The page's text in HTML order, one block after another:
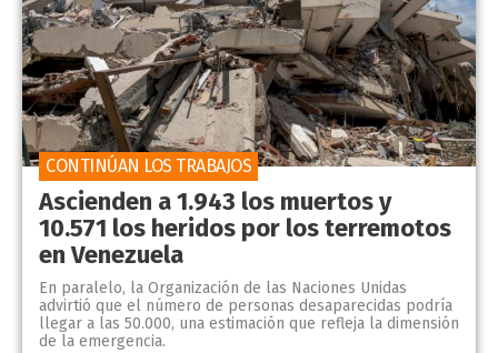
Ascienden a 1.943 los muertos y
10.571 los heridos por los terremotos
en Venezuela
En paralelo, la Organización de las Naciones Unidas
advirtió que el número de personas desaparecidas podría
llegar a las 50.000, una estimación que refleja la dimensión
de la emergencia.
CONTINÚAN LOS TRABAJOS